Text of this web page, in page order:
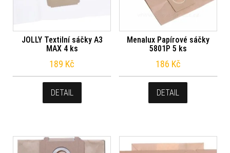
JOLLY Textilní sáčky A3
MAX 4 ks
189 Kč
DETAIL
Menalux Papírové sáčky
5801P 5 ks
186 Kč
DETAIL